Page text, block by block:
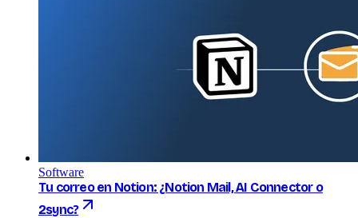
Software
Tu correo en Notion: ¿Notion Mail, AI Connector o
2sync?